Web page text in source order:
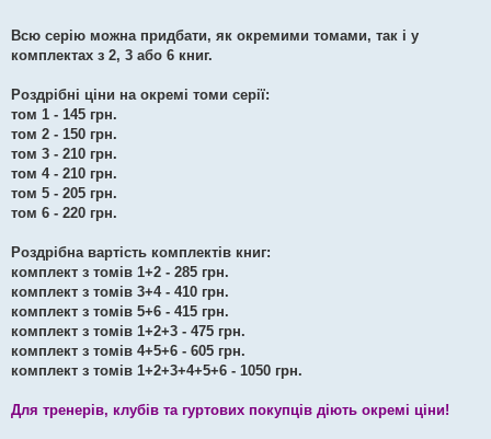
Всю серію можна придбати, як окремими томами, так і у
комплектах з 2, 3 або 6 книг.
Роздрібні ціни на окремі томи серії:
том 1 - 145 грн.
том 2 - 150 грн.
том 3 - 210 грн.
том 4 - 210 грн.
том 5 - 205 грн.
том 6 - 220 грн.
Роздрібна вартість комплектів книг:
комплект з томів 1+2 - 285 грн.
комплект з томів 3+4 - 410 грн.
комплект з томів 5+6 - 415 грн.
комплект з томів 1+2+3 - 475 грн.
комплект з томів 4+5+6 - 605 грн.
комплект з томів 1+2+3+4+5+6 - 1050 грн.
Для тренерів, клубів та гуртових покупців діють окремі ціни!